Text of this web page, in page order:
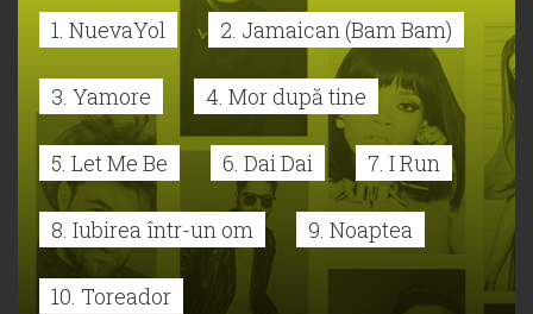
1. NuevaYol 2. Jamaican (Bam Bam)
3. Yamore 4. Mor după tine
5. Let Me Be 6. Dai Dai 7. I Run
8. Iubirea într-un om 9. Noaptea
10. Toreador